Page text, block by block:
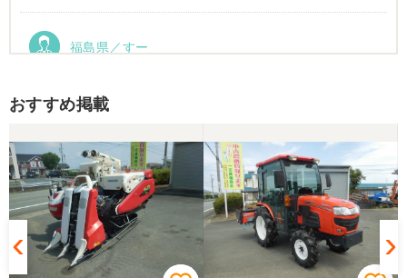
福島県／すー
がとうございます。
福島県／山口淳夫
探していたハローが見つかり値段も思っていた額で
収まったのでありがとうございました。次の機会が
ありましたらよろしくお願いいたします。
おすすめ掲載